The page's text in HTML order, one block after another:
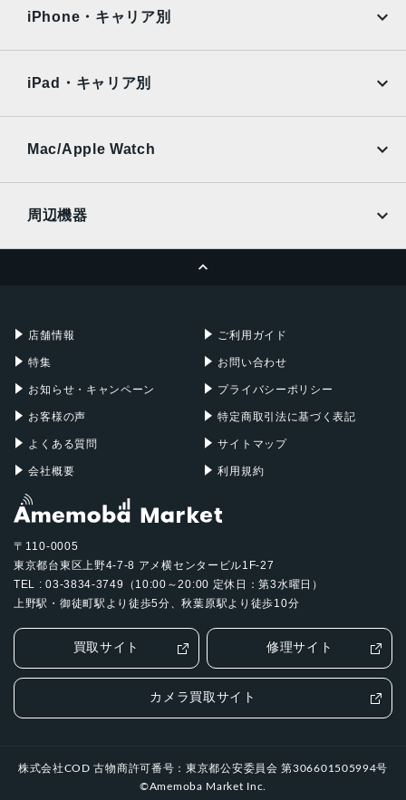
Surface
Xiaomi Tablet
Ymobile
UQmobile
iPhone・キャリア別
Ymobile
UQmobile
iPad・キャリア別
Mac/Apple Watch
周辺機器
店舗情報
特集
お知らせ・キャンペーン
お客様の声
よくある質問
会社概要
ご利用ガイド
お問い合わせ
プライバシーポリシー
特定商取引法に基づく表記
サイトマップ
利用規約
〒110-0005
東京都台東区上野4-7-8 アメ横センタービル1F-27
TEL : 03-3834-3749（10:00～20:00 定休日：第3水曜日）
上野駅・御徒町駅より徒歩5分、秋葉原駅より徒歩10分
買取サイト 修理サイト
カメラ買取サイト
株式会社COD 古物商許可番号：東京都公安委員会 第306601505994号
©Amemoba Market Inc.